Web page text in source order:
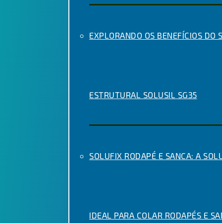
EXPLORANDO OS BENEFÍCIOS DO
ESTRUTURAL SOLUSIL SG35
SOLUFIX RODAPÉ E SANCA: A
IDEAL PARA COLAR RODAPÉS E